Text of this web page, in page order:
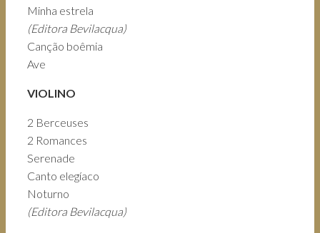
Minha estrela
(Editora Bevilacqua)
Canção boêmia
Ave
VIOLINO
2 Berceuses
2 Romances
Serenade
Canto elegíaco
Noturno
(Editora Bevilacqua)